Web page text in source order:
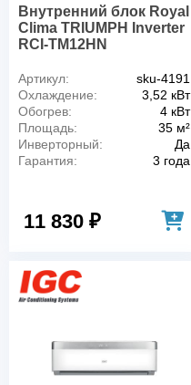
Внутренний блок Royal
Clima TRIUMPH Inverter
RCI-TM12HN
Артикул:
sku-4191
Охлаждение:
3,52 кВт
Обогрев:
4 кВт
Площадь:
35 м²
Инверторный:
Да
Гарантия:
3 года
11 830 ₽